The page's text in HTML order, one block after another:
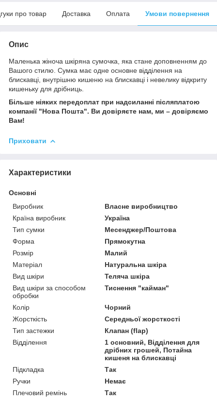
про товар Доставка Оплата Умови повернення
Опис
Маленька жіноча шкіряна сумочка, яка стане доповненням до
Вашого стилю. Сумка має одне основне відділення на
блискавці, внутрішню кишеню на блискавці і невелику відкриту
кишеньку для дрібниць.
Більше ніяких передоплат при надсиланні післяплатою
компанії "Нова Пошта". Ви довіряєте нам, ми – довіряємо
Вам!
Приховати
Характеристики
Основні
Виробник
Власне виробництво
Країна виробник
Україна
Тип сумки
Месенджер/Поштова
Форма
Прямокутна
Розмір
Малий
Матеріал
Натуральна шкіра
Вид шкіри
Теляча шкіра
Вид шкіри за способом
обробки
Тиснення "кайман"
Колір
Чорний
Жорсткість
Середньої жорсткості
Тип застежки
Клапан (flap)
Відділення
1 основний, Відділення для
дрібних грошей, Потайна
кишеня на блискавці
Підкладка
Так
Ручки
Немає
Плечовий ремінь
Так